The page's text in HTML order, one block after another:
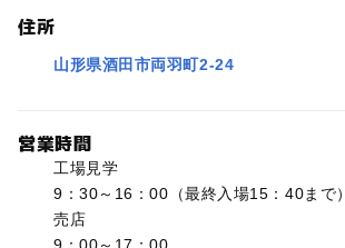
住所
山形県酒田市両羽町2-24
営業時間
工場見学
9：30～16：00（最終入場15：40まで）
売店